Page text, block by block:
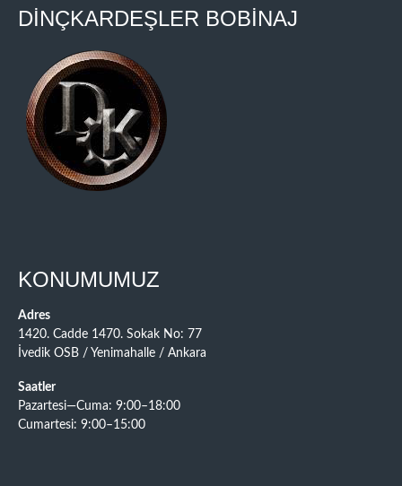
DİNÇKARDEŞLER BOBİNAJ
KONUMUMUZ
Adres
1420. Cadde 1470. Sokak No: 77
İvedik OSB / Yenimahalle / Ankara
Saatler
Pazartesi—Cuma: 9:00–18:00
Cumartesi: 9:00–15:00